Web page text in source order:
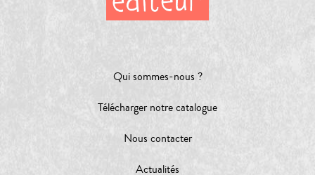
Qui sommes-nous ?
Télécharger notre catalogue
Nous contacter
Actualités